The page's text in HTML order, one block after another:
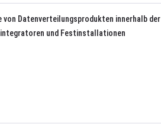
von Datenverteilungsprodukten innerhalb der
und Festinstallationen